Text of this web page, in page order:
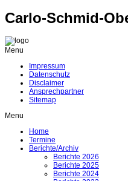
Carlo-Schmid-
Menu
Impressum
Datenschutz
Disclaimer
Ansprechpartner
Sitemap
Menu
Home
Termine
Berichte/Archiv
Berichte 2026
Berichte 2025
Berichte 2024